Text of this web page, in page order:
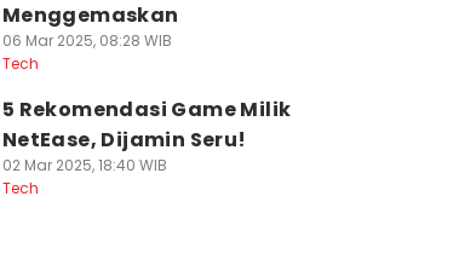
Menggemaskan
06 Mar 2025, 08:28 WIB
Tech
5 Rekomendasi Game Milik
NetEase, Dijamin Seru!
02 Mar 2025, 18:40 WIB
Tech